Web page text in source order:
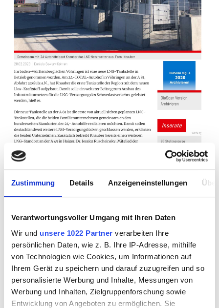
Zustimmung Details Anzeigeneinstellungen
Verantwortungsvoller Umgang mit Ihren Daten
Wir und unsere 1022 Partner verarbeiten Ihre
persönlichen Daten, wie z. B. Ihre IP-Adresse, mithilfe
von Technologien wie Cookies, um Informationen auf
Ihrem Gerät zu speichern und darauf zuzugreifen und so
personalisierte Werbung und Inhalte, Messungen von
Werbung und Inhalten, Zielgruppenforschung sowie
Entwicklung von Angeboten zu ermöglichen. Sie